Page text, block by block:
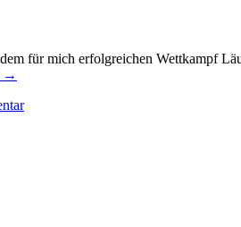
für mich erfolgreichen Wettkampf
→